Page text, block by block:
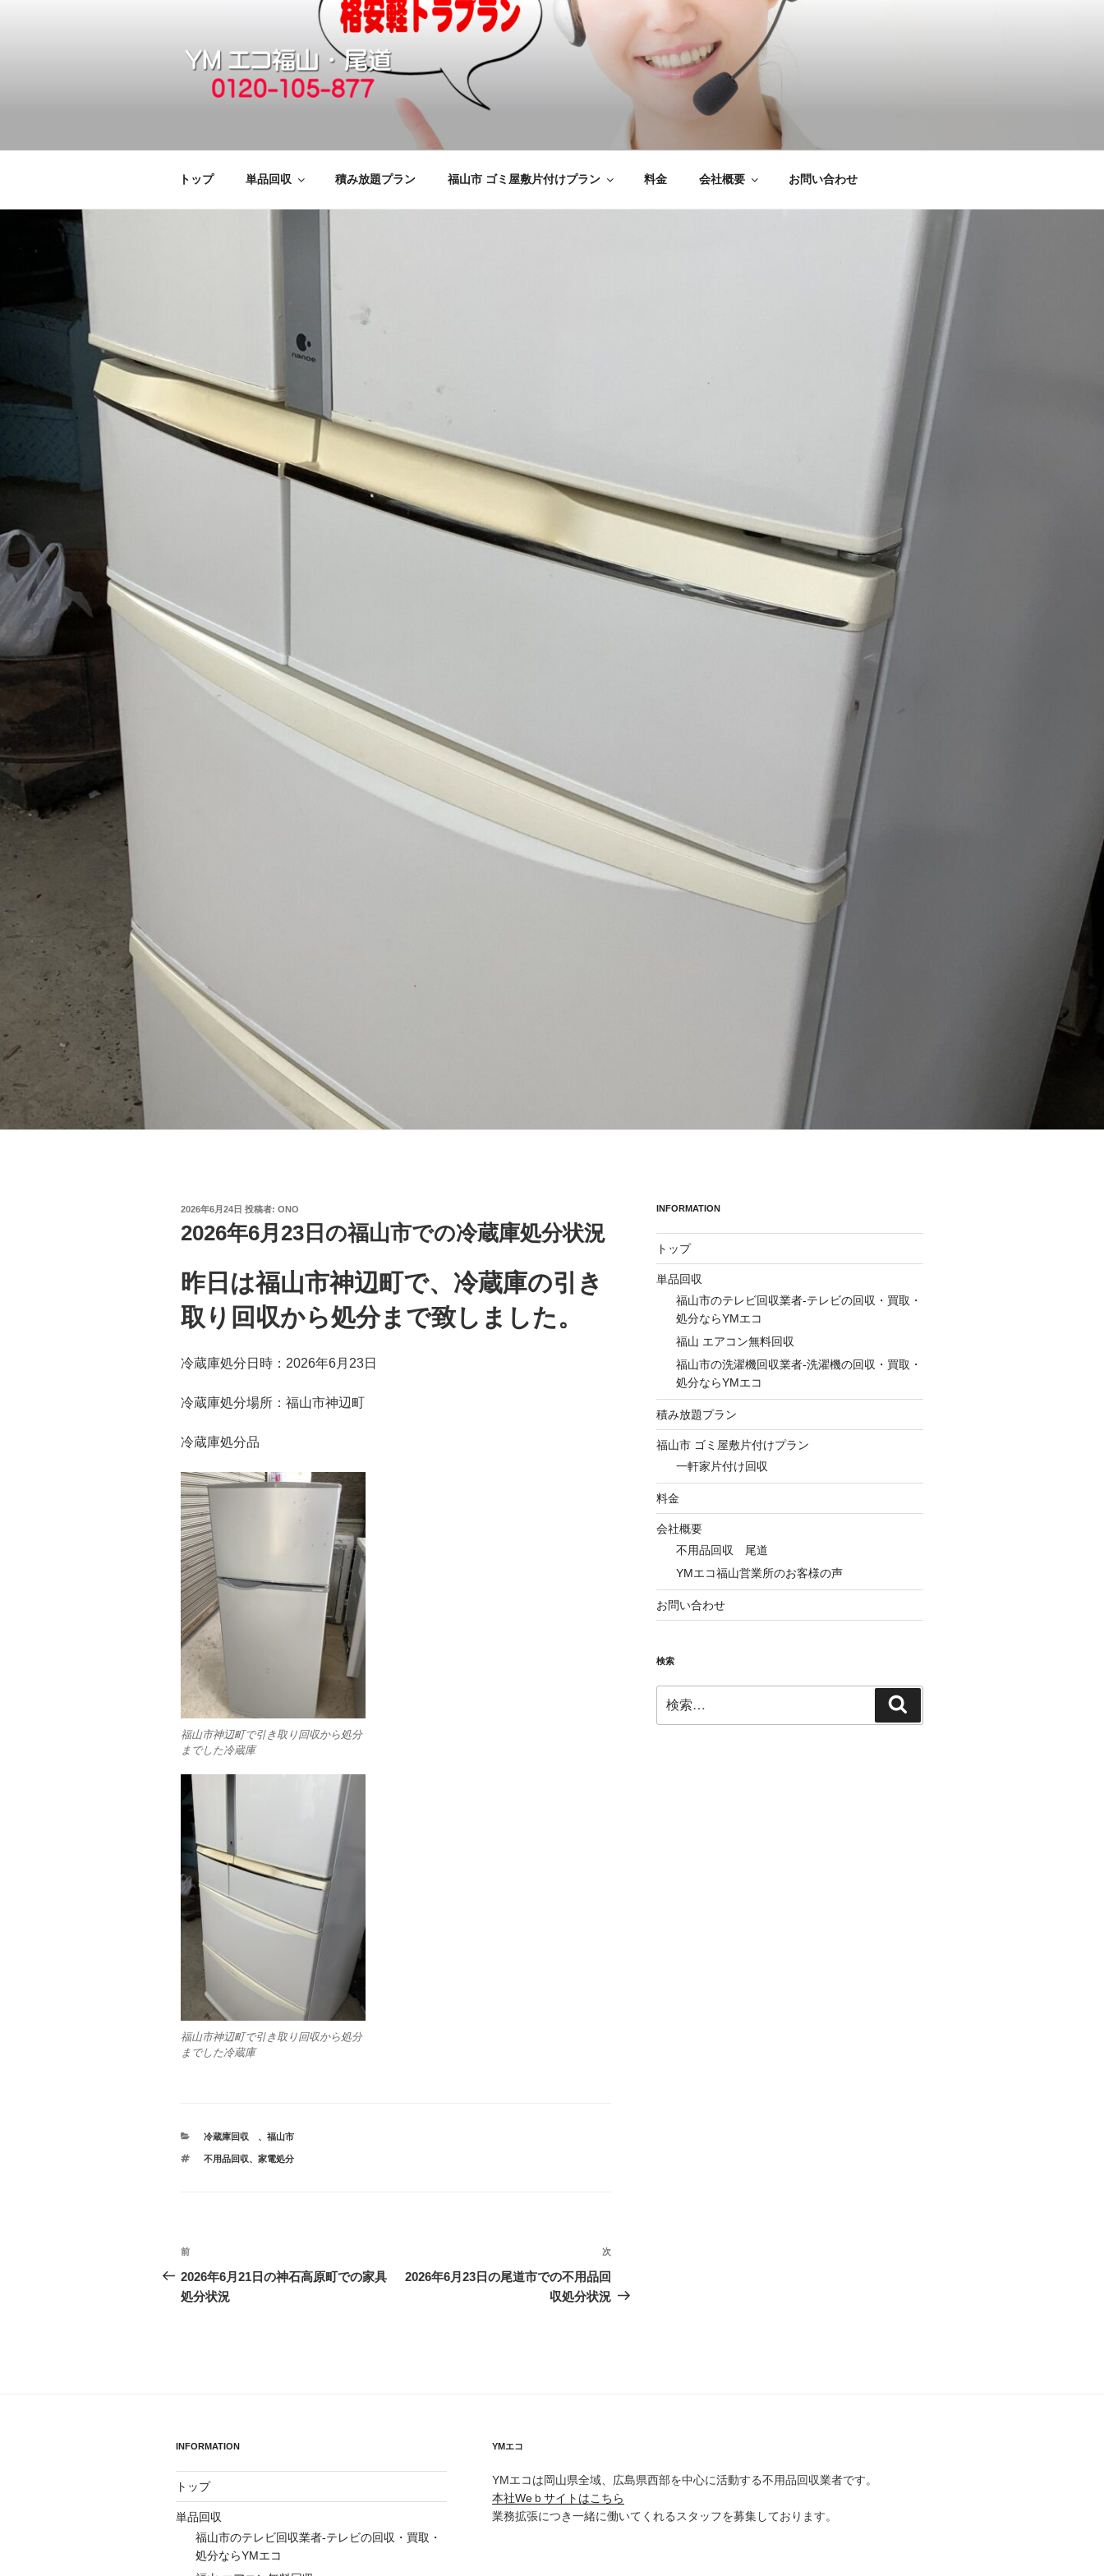
福山市で格安の不用品回収、買取、処分は粗大ごみ処分、
廃品回収も対応のYMエコ福山営業所へ。
引っ越しゴミ・粗大ゴミの片付けをいたします
トップ 単品回収 積み放題プラン 福山市 ゴミ屋敷片付けプラン 料金 会社概要 お問い合わせ
投
日:
2026年6月24日 投稿者: ONO
2026年6月23日の福山市での冷蔵庫処分状況
昨日は福山市神辺町で、冷蔵庫の引き
取り回収から処分まで致しました。
冷蔵庫処分日時：2026年6月23日
冷蔵庫処分場所：福山市神辺町
冷蔵庫処分品
福山市神辺町で引き取り回収から処分
までした冷蔵庫
福山市神辺町で引き取り回収から処分
までした冷蔵庫
カ
ゴ
冷蔵庫回収 、 福山市
タ
不用品回収、 家電処分
投
稿
ナ
ョ
ン
前
の
投
前
2026年6月21日の神石高原町での家具
処分状況
次
投
次
2026年6月23日の尾道市での不用品回
収処分状況
INFORMATION
トップ
単品回収
福山市のテレビ回収業者-テレビの回収・買取・
処分ならYMエコ
福山 エアコン無料回収
福山市の洗濯機回収業者-洗濯機の回収・買取・
処分ならYMエコ
積み放題プラン
福山市 ゴミ屋敷片付けプラン
一軒家片付け回収
料金
会社概要
不用品回収 尾道
YMエコ福山営業所のお客様の声
お問い合わせ
検索
索:
索
INFORMATION
トップ
単品回収
福山市のテレビ回収業者-テレビの回収・買取・
処分ならYMエコ
YMエコ
YMエコは岡山県全域、広島県西部を中心に活動する不用品回収業者です。
本社Weｂサイトはこちら
業務拡張につき一緒に働いてくれるスタッフを募集しております。